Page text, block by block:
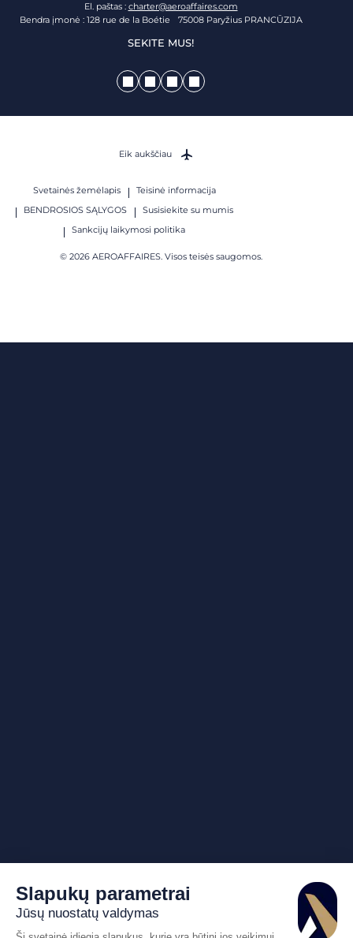
El. paštas : charter@aeroaffaires.com
Bendra įmonė : 128 rue de la Boétie 75008 Paryžius PRANCŪZIJA
SEKITE MUS!
Svetainės žemėlapis
Teisinė informacija
BENDROSIOS SĄLYGOS
Susisiekite su mumis
Sankcijų laikymosi politika
© 2026 AEROAFFAIRES. Visos teisės saugomos.
Eik aukščiau